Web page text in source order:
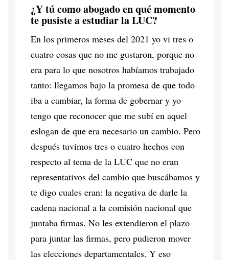
¿Y tú como abogado en qué momento
te pusiste a estudiar la LUC?
En los primeros meses del 2021 yo vi tres o
cuatro cosas que no me gustaron, porque no
era para lo que nosotros habíamos trabajado
tanto: llegamos bajo la promesa de que todo
iba a cambiar, la forma de gobernar y yo
tengo que reconocer que me subí en aquel
eslogan de que era necesario un cambio. Pero
después tuvimos tres o cuatro hechos con
respecto al tema de la LUC que no eran
representativos del cambio que buscábamos y
te digo cuales eran: la negativa de darle la
cadena nacional a la comisión nacional que
juntaba firmas. No les extendieron el plazo
para juntar las firmas, pero pudieron mover
las elecciones departamentales. Y eso